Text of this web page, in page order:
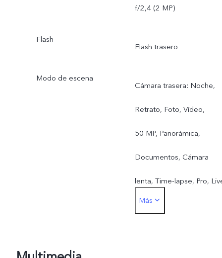
f/2,4 (2 MP)
Flash
Flash trasero
Modo de escena
Cámara trasera: Noche,
Retrato, Foto, Vídeo,
50 MP, Panorámica,
Documentos, Cámara
lenta, Time-lapse, Pro,
Photo
Más